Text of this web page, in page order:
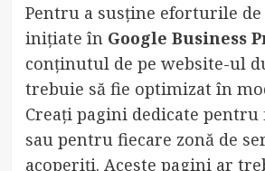
Pentru a susține eforturile de
inițiate în Google Business
conținutul de pe website-ul
trebuie să fie optimizat în
Creați pagini dedicate pentru
sau pentru fiecare zonă de
acoperiți. Aceste pagini ar